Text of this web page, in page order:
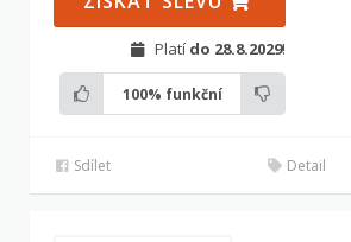
Platí do 28.8.2029!
100% funkční
Sdílet Detail